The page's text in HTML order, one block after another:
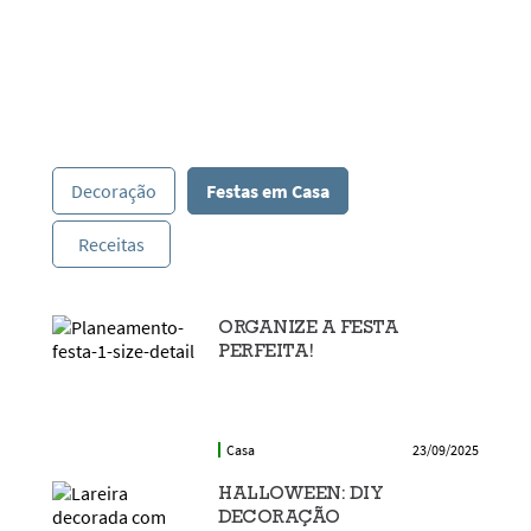
Decoração Festas em Casa
Receitas
ORGANIZE A FESTA
PERFEITA!
Casa 23/09/2025
HALLOWEEN: DIY
DECORAÇÃO